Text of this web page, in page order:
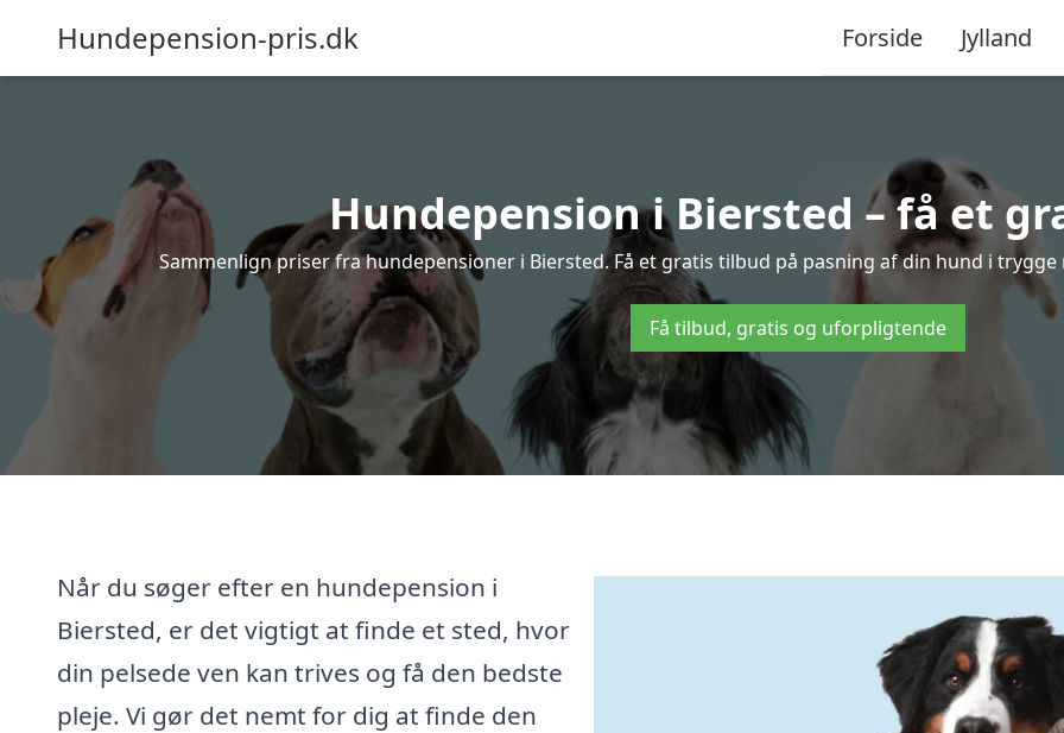
Hundepension-pris.dk Forside Jylland
Hundepension i Biersted – få et
Sammenlign priser fra hundepensioner i Biersted. Få et gratis tilbud på pasning af din hund i
Få tilbud, gratis og uforpligtende
Når du søger efter en hundepension i
Biersted, er det vigtigt at finde et sted, hvor
din pelsede ven kan trives og få den bedste
pleje. Vi gør det nemt for dig at finde den